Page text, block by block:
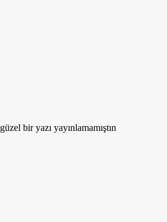
bir yazı yayınlamamıştın